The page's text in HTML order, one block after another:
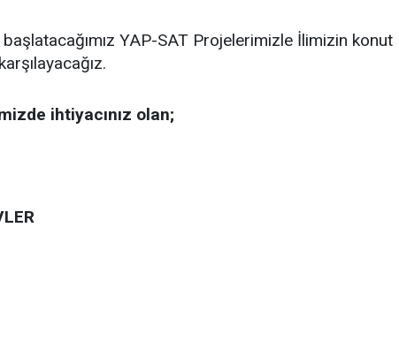
YAP-SAT Projelerimizle İlimizin konut
ihtiyacınız olan;